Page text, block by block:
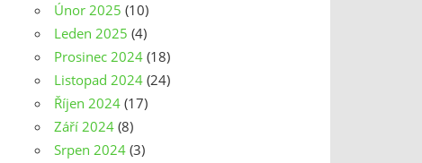
Únor 2025 (10)
Leden 2025 (4)
Prosinec 2024 (18)
Listopad 2024 (24)
Říjen 2024 (17)
Září 2024 (8)
Srpen 2024 (3)